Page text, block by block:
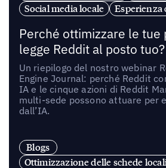
Social media locale
Esperienza
Perché ottimizzare le tue
legge Reddit al posto tuo?
Un riepilogo del nostro webinar
Engine Journal: perché Reddit
IA e le cinque azioni di Reddit
multi-sede possono attuare per
dall’IA.
Blogs
Ottimizzazione delle schede